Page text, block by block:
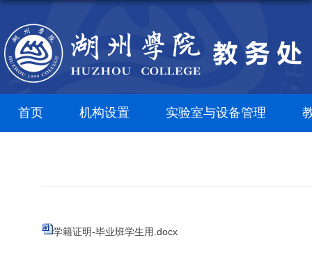
首页 机构设置 实验室与设备管理
学籍证明-毕业班学生用.docx